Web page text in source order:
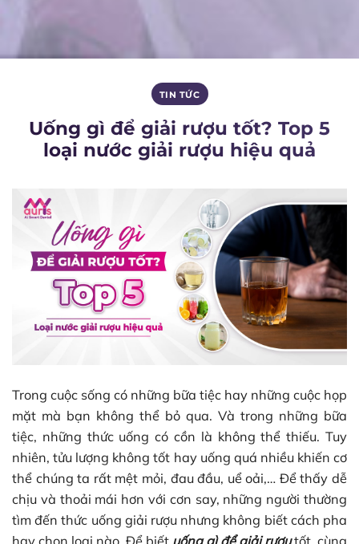
TIN TỨC
Uống gì để giải rượu tốt? Top 5
loại nước giải rượu hiệu quả
Trong cuộc sống có những bữa tiệc hay những cuộc họp
mặt mà bạn không thể bỏ qua. Và trong những bữa
tiệc, những thức uống có cồn là không thể thiếu. Tuy
nhiên, tửu lượng không tốt hay uống quá nhiều khiến cơ
thể chúng ta rất mệt mỏi, đau đầu, uể oải,… Để thấy dễ
chịu và thoải mái hơn với cơn say, những người thường
tìm đến thức uống giải rượu nhưng không biết cách pha